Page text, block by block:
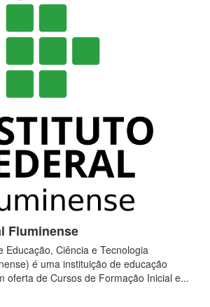
Fluminense
Educação, Ciência e Tecnologia
é uma instituição de educação
oferta de Cursos de Formação Inicial e...